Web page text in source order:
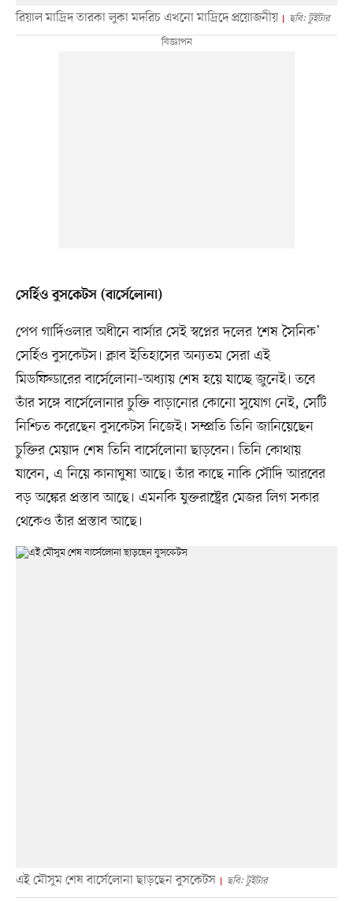
রিয়াল মাদ্রিদ তারকা লুকা মদরিচ এখনো মাদ্রিদে প্রয়োজনীয় ছবি: টুইটার
সের্হিও বুসকেটস (বার্সেলোনা)
পেপ গার্দিওলার অধীনে বার্সার সেই স্বপ্নের দলের ‘শেষ সৈনিক’
সের্হিও বুসকেটস। ক্লাব ইতিহাসের অন্যতম সেরা এই
মিডফিল্ডারের বার্সেলোনা–অধ্যায় শেষ হয়ে যাচ্ছে জুনেই। তবে
তাঁর সঙ্গে বার্সেলোনার চুক্তি বাড়ানোর কোনো সুযোগ নেই, সেটি
নিশ্চিত করেছেন বুসকেটস নিজেই। সম্প্রতি তিনি জানিয়েছেন
চুক্তির মেয়াদ শেষ তিনি বার্সেলোনা ছাড়বেন। তিনি কোথায়
যাবেন, এ নিয়ে কানাঘুষা আছে। তাঁর কাছে নাকি সৌদি আরবের
বড় অঙ্কের প্রস্তাব আছে। এমনকি যুক্তরাষ্ট্রের মেজর লিগ সকার
থেকেও তাঁর প্রস্তাব আছে।
এই মৌসুম শেষ বার্সেলোনা ছাড়ছেন বুসকেটস ছবি: টুইটার